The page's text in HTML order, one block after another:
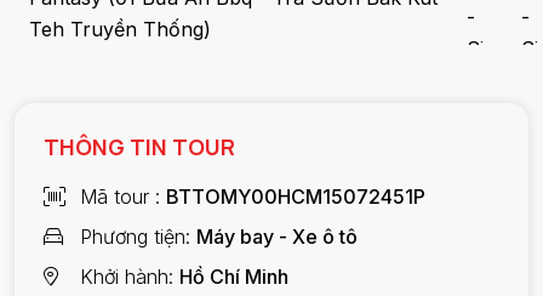
THÔNG TIN TOUR
Mã tour
BTTOMY00HCM15072451P
Phương tiện Máy bay - Xe ô tô
Khởi hành Hồ Chí Minh